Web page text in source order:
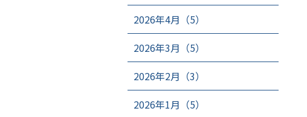
2026年4月（5）
2026年3月（5）
2026年2月（3）
2026年1月（5）